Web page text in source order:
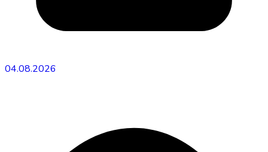
04.08.2026